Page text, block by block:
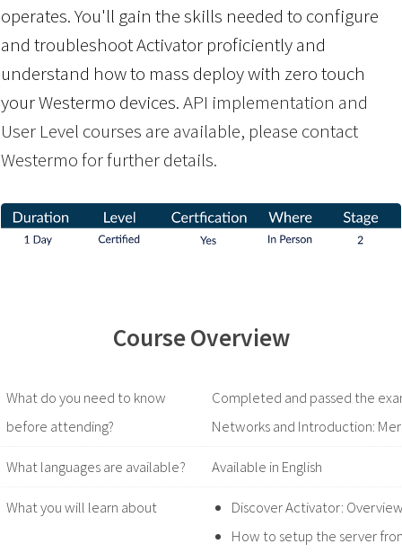
operates. You'll gain the skills needed to configure
and troubleshoot Activator proficiently and
understand how to mass deploy with zero touch
your Westermo devices.API implementation and
User Level courses are available, please contact
Westermo for further details.
Course Overview
What do you need to know
before attending?
Completed and passed the
Networks and Introduction:
What languages are available? Available in English
What you will learn about
Discover Activator:
How to setup the server